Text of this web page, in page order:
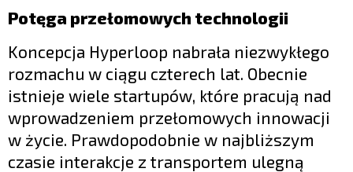
Potęga przełomowych technologii
Koncepcja Hyperloop nabrała niezwykłego
rozmachu w ciągu czterech lat. Obecnie
istnieje wiele startupów, które pracują nad
wprowadzeniem przełomowych innowacji
w życie. Prawdopodobnie w najbliższym
czasie interakcje z transportem ulegną